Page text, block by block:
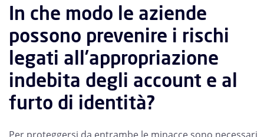
In che modo le aziende
possono prevenire i rischi
legati all’appropriazione
indebita degli account e al
furto di identità?